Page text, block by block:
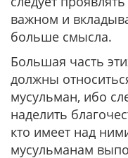
важном и
больше смысла.
Большая часть
должны
мусульман, ибо
наделить
кто имеет над
мусульманам